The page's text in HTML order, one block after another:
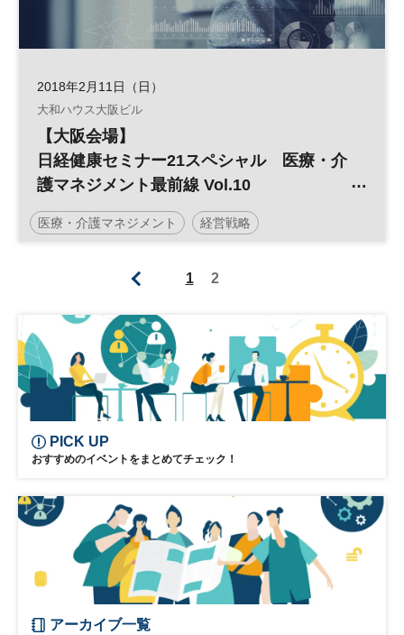
2018年2月11日（日）
大和ハウス大阪ビル
【大阪会場】
日経健康セミナー21スペシャル 医療・介
護マネジメント最前線 Vol.10
「2018年診療・介護報酬の同時改定
2025年に向けた医療経営戦略」
医療・介護マネジメント 経営戦略
1 2
PICK UP
おすすめのイベントをまとめてチェック！
アーカイブ一覧